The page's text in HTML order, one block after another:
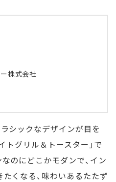
ー株式会社
シックなデザインが目を
トグリル＆トースター」で
のにどこかモダンで、イン
くなる、味わいあるたたず